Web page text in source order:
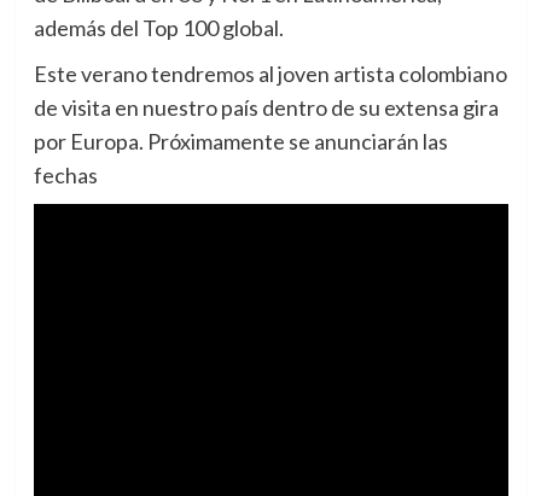
además del Top 100 global.
Este verano tendremos al joven artista colombiano
de visita en nuestro país dentro de su extensa gira
por Europa. Próximamente se anunciarán las
fechas